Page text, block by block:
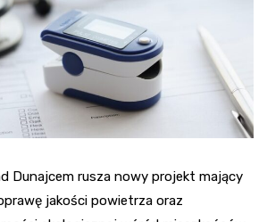
Dunajcem rusza nowy projekt mający
jakości powietrza oraz